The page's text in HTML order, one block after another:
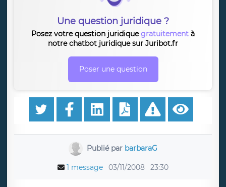
Une question juridique ?
Posez votre question juridiquegratuitement à
notre chatbot juridique sur Juribot.fr
Poser une question
Publié par barbaraG
1 message 03/11/2008 23:30